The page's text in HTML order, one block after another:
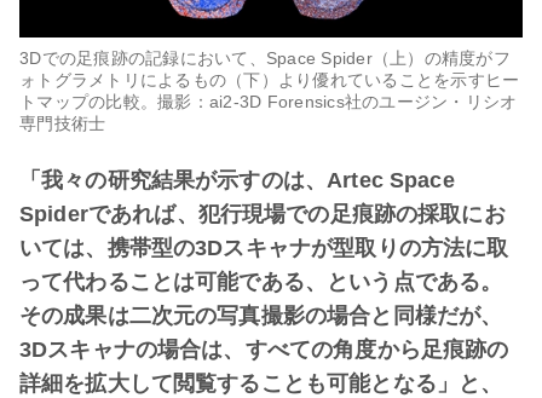
3Dでの足痕跡の記録において、Space Spider（上）の精度がフ
ォトグラメトリによるもの（下）より優れていることを示すヒー
トマップの比較。撮影：ai2-3D Forensics社のユージン・リシオ
専門技術士
「我々の研究結果が示すのは、Artec Space
Spiderであれば、犯行現場での足痕跡の採取にお
いては、携帯型の3Dスキャナが型取りの方法に取
って代わることは可能である、という点である。
その成果は二次元の写真撮影の場合と同様だが、
3Dスキャナの場合は、すべての角度から足痕跡の
詳細を拡大して閲覧することも可能となる」と、